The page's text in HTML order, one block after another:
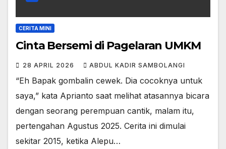
CERITA MINI
Cinta Bersemi di Pagelaran UMKM
28 APRIL 2026 ABDUL KADIR SAMBOLANGI
“Eh Bapak gombalin cewek. Dia cocoknya untuk
saya,” kata Aprianto saat melihat atasannya bicara
dengan seorang perempuan cantik, malam itu,
pertengahan Agustus 2025. Cerita ini dimulai
sekitar 2015, ketika Alepu…